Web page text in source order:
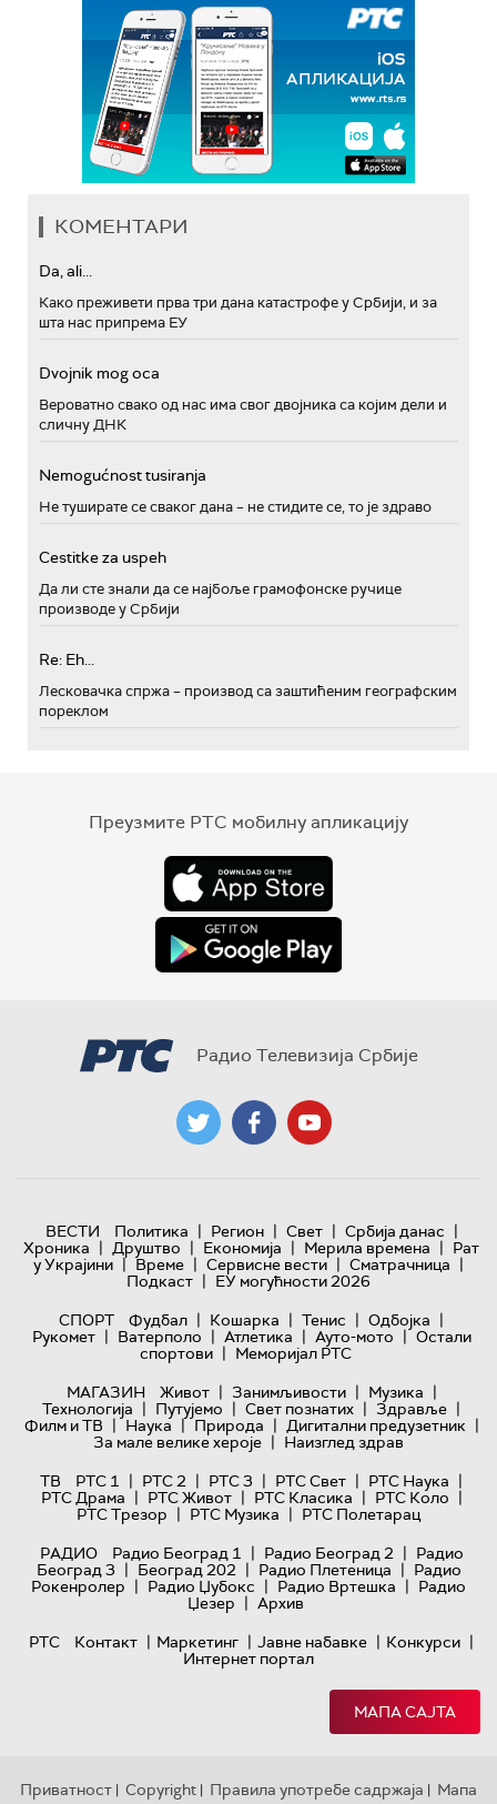
КОМЕНТАРИ
Da, ali...
Како преживети прва три дана катастрофе у Србији, и за
шта нас припрема ЕУ
Dvojnik mog oca
Вероватно свако од нас има свог двојника са којим дели и
сличну ДНК
Nemogućnost tusiranja
Не туширате се сваког дана – не стидите се, то је здраво
Cestitke za uspeh
Да ли сте знали да се најбоље грамофонске ручице
производе у Србији
Re: Eh...
Лесковачка спржа – производ са заштићеним географским
пореклом
Преузмите РТС мобилну апликацију
Радио Телевизија Србије
ВЕСТИ Политика | Регион | Свет | Србија данас |
Хроника | Друштво | Економија | Мерила времена | Рат
у Украјини | Време | Сервисне вести | Сматрачница |
Подкаст | ЕУ могућности 2026
СПОРТ
Фудбал | Кошарка | Тенис | Одбојка |
Рукомет | Ватерполо | Атлетика | Ауто-мото | Остали
спортови | Меморијал РТС
МАГАЗИН
Живот | Занимљивости | Музика |
Технологијa | Путујемо | Свет познатих | Здравље |
Филм и ТВ | Наука | Природа | Дигитални предузетник |
За мале велике хероје | Наизглед здрав
ТВ
РТС 1 | РТС 2 | РТС 3 | РТС Свет | РТС Наука |
РТС Драма | РТС Живот | РТС Класика | РТС Коло |
РТС Трезор | РТС Музика | РТС Полетарац
РАДИО
Радио Београд 1 | Радио Београд 2 | Радио
Београд 3 | Београд 202 | Радио Плетеница | Радио
Рокенролер | Радио Џубокс | Радио Вртешка | Радио
Џезер | Архив
РТС
Контакт | Маркетинг | Јавне набавке | Конкурси |
Интернет портал
МАПА САЈТА
Приватност | Copyright | Правила употребе садржаја | Мапа